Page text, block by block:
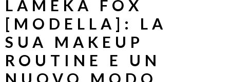
LAMEKA FOX
[MODELLA]: LA
SUA MAKEUP
ROUTINE E UN
NUOVO MODO